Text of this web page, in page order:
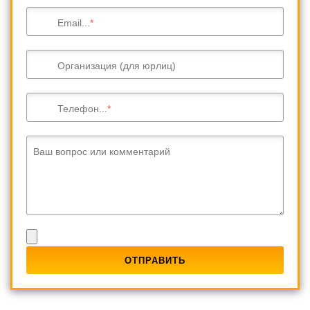
Email...
Организация (для юрлиц)
Телефон...
Ваш вопрос или комментарий